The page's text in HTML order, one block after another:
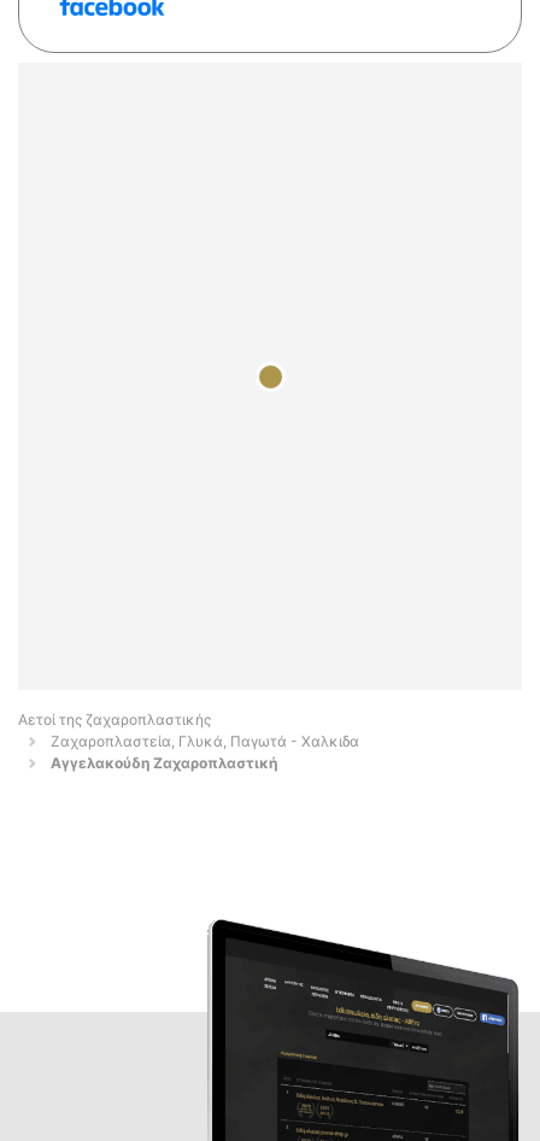
Αετοί της ζαχαροπλαστικής
Ζαχαροπλαστεία, Γλυκά, Παγωτά - Χαλκιδα
Αγγελακούδη Ζαχαροπλαστική